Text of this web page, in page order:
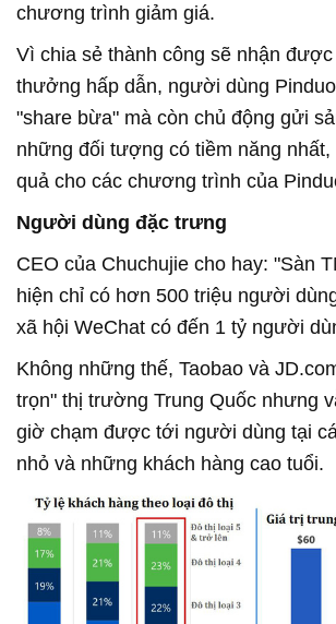
chương trình giảm giá.
Vì chia sẻ thành công sẽ nhận được
thưởng hấp dẫn, người dùng
"share bừa" mà còn chủ động gửi
những đối tượng có tiềm năng nhất,
quả cho các chương trình của
Người dùng đặc trưng
CEO của Chuchujie cho hay: "Sàn
hiện chỉ có hơn 500 triệu người
xã hội WeChat có đến 1 tỷ người
Không những thế, Taobao và
trọn" thị trường Trung Quốc nhưng
giờ chạm được tới người dùng tại
nhỏ và những khách hàng cao tuổi.